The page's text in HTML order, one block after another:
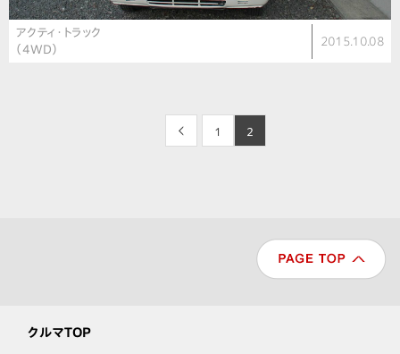
アクティ・トラック
（4WD）
2015.10.08
< 1 2
クルマTOP